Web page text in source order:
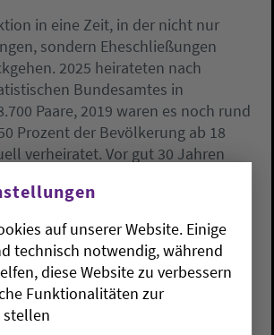
in eine Zeit, in der nicht nur
sondern Eheschließungen
2025 heirateten nach
Bundesamtes in
Paare, 2019 waren es noch rund
Prozent der Bevölkerung ab 18
verheiratet. Vor gut 30 Jahren
Prozent aller Erwachsenen.
Landeskirchen trauten 2023 rund
2022 waren es noch rund
Kirche gaben sich 2025
das Ja-Wort, dort waren es ein
22.500. In der hannoverschen
evangelischer Kirche in
auf unserer Website. Einige
technisch notwendig, während
diese Website zu verbessern
Funktionalitäten zur
stellen